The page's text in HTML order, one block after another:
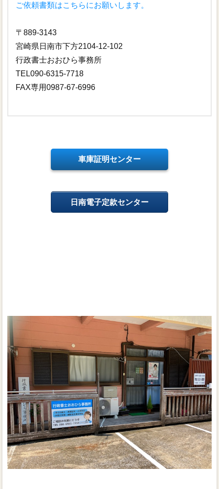
ご依頼書類はこちらにお願いします。
〒889-3143
宮崎県日南市下方2104-12-102
行政書士おおひら事務所
TEL090-6315-7718
FAX専用0987-67-6996
車庫証明センター
日南電子定款センター